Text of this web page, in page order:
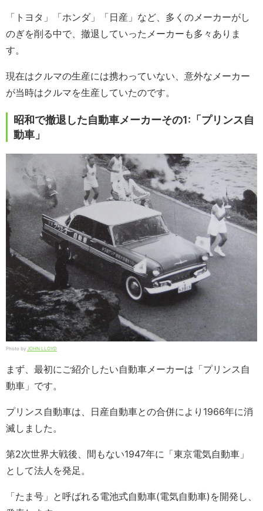
「トヨタ」「ホンダ」「日産」など、多くのメーカーがし
のぎを削る中で、撤退していったメーカーも多々ありま
す。
現在はクルマの生産には携わっていない、意外なメーカー
が当時はクルマを生産していたのです。
昭和で撤退した自動車メーカーその1:「プリンス自
動車」
Photo by JOHN LLOYD
まず、最初にご紹介したい自動車メーカーは「プリンス自
動車」です。
プリンス自動車は、日産自動車との合併により1966年に消
滅しました。
第2次世界大戦後、間もない1947年に「東京電気自動車」
として法人を発足。
「たま号」と呼ばれる電池式自動車(電気自動車)を開発し、